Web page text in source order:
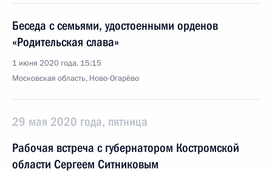
Беседа с семьями, удостоенными орденов
«Родительская слава»
1 июня 2020 года, 15:15
Московская область, Ново-Огарёво
29 мая 2020 года, пятница
Рабочая встреча с губернатором Костромской
области Сергеем Ситниковым